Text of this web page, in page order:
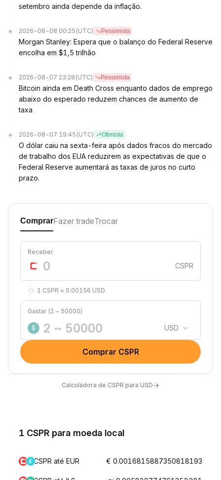
setembro ainda depende da inflação.
2026-08-08 00:25 (UTC) Pessimista
Morgan Stanley: Espera que o balanço do Federal Reserve
encolha em $1,5 trilhão
2026-08-07 23:28 (UTC) Pessimista
Bitcoin ainda em Death Cross enquanto dados de emprego
abaixo do esperado reduzem chances de aumento de
taxa
2026-08-07 19:45 (UTC) Otimista
O dólar caiu na sexta-feira após dados fracos do mercado
de trabalho dos EUA reduzirem as expectativas de que o
Federal Reserve aumentará as taxas de juros no curto
prazo.
ComprarFazer tradeTrocar
Receber
CSPR
1 CSPR ≈ 0.00156 USD
Gastar (2 ~ 50000)
$ USD
Comprar CSPR
Calculadora de CSPR para USD→
1 CSPR para moeda local
CSPR até EUR € 0.0016815887350818193